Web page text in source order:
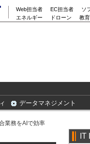
Web担当者 EC担当者
ソ
エネルギー
ドローン 教
データマネジメント
業務をAIで効率
IT